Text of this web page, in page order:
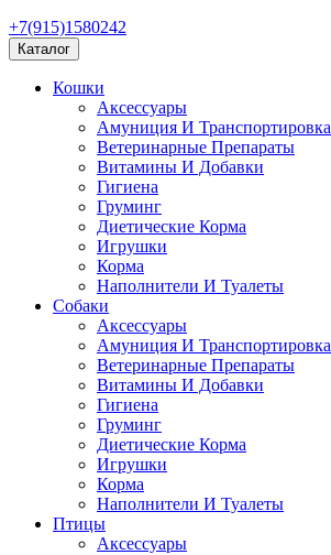
+7(915)1580242
Каталог
Кошки
Аксессуары
Амуниция И Транспортировка
Ветеринарные Препараты
Витамины И Добавки
Гигиена
Груминг
Диетические Корма
Игрушки
Корма
Наполнители И Туалеты
Собаки
Аксессуары
Амуниция И Транспортировка
Ветеринарные Препараты
Витамины И Добавки
Гигиена
Груминг
Диетические Корма
Игрушки
Корма
Наполнители И Туалеты
Птицы
Аксессуары